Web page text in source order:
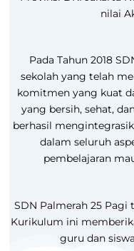
nilai
Pada Tahun 2018
sekolah yang telah
komitmen yang kuat
yang bersih, sehat,
berhasil
dalam seluruh
pembelajaran
SDN Palmerah 25
Kurikulum ini
guru dan